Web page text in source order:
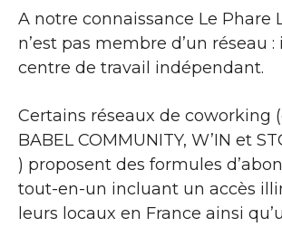
A notre connaissance Le Phare
n’est pas membre d’un réseau :
centre de travail indépendant.
Certains réseaux de coworking
BABEL COMMUNITY, W’IN et
) proposent des formules
tout-en-un incluant un accès
leurs locaux en France ainsi